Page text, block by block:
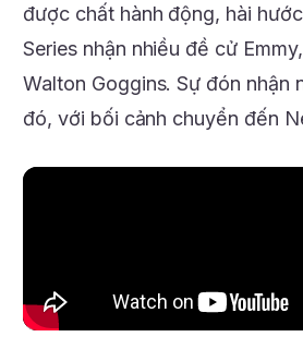
được chất hành động, hài
Series nhận nhiều đề cử
Walton Goggins. Sự đón nhận
đó, với bối cảnh chuyển đến